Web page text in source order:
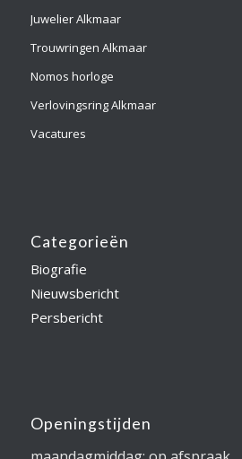
Juwelier Alkmaar
Trouwringen Alkmaar
Nomos horloge
Verlovingsring Alkmaar
Vacatures
Categorieën
Biografie
Nieuwsbericht
Persbericht
Openingstijden